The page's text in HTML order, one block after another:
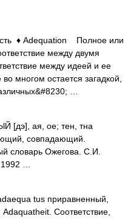
♦ Adequation Полное или
между двумя
между идеей и ее
многом остается загадкой,
…
[дэ], ая, ое; тен, тна
совпадающий.
словарь Ожегова. С.И.
…
tus приравненный,
Соответствие,